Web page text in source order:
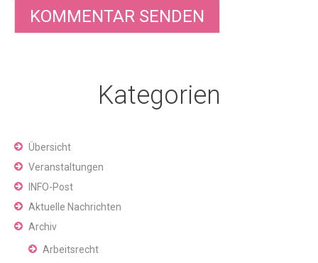
Kategorien
Übersicht
Veranstaltungen
INFO-Post
Aktuelle Nachrichten
Archiv
Arbeitsrecht